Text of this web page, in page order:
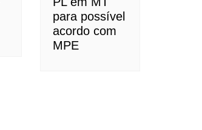
para possível
acordo com
MPE